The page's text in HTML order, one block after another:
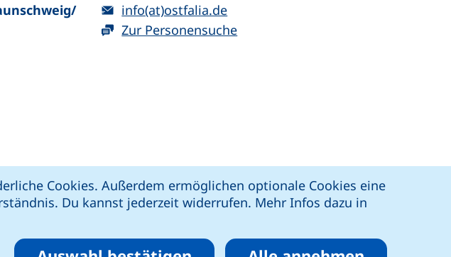
Cookies. Außerdem ermöglichen optionale Cookies eine
Du kannst jederzeit widerrufen. Mehr Infos dazu in
neues Fenster)
E-Mail:
info(at)ostfalia.de(öffnet Ihr E-Mail-Programm)
Zur Personensuche